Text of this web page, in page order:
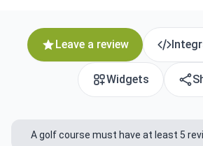
Leave a review
Widgets
A golf course must have at least 5